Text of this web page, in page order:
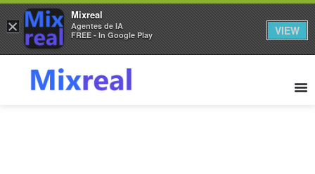
×
Mixreal
Agentes de IA
FREE - In Google Play
VIEW